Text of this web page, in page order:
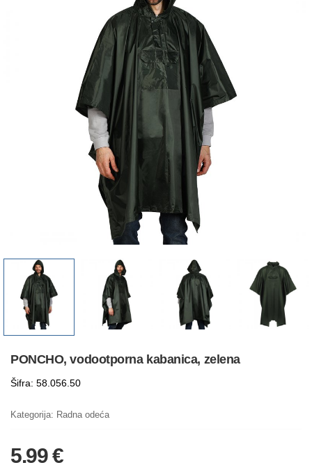
PONCHO, vodootporna kabanica, zelena
Šifra: 58.056.50
Kategorija: Radna odeća
5.99 €